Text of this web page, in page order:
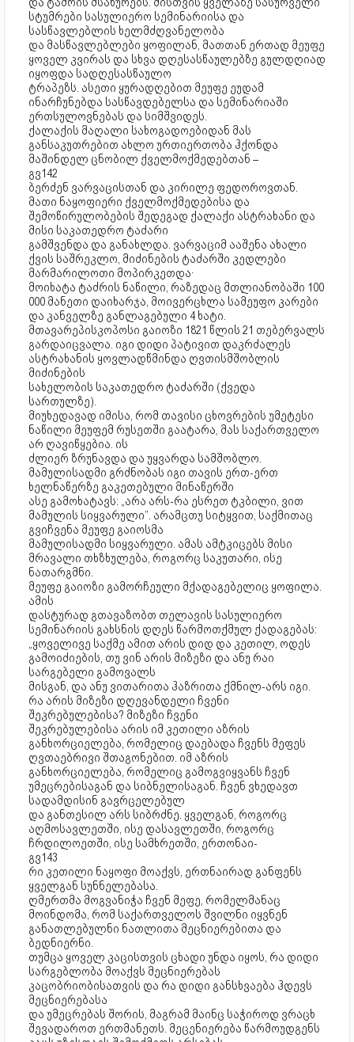
სტუმრები სასულიერო სემინარიისა და
სასწავლებლის ხელმძღვანელობა
და მასწავლებლები ყოფილან, მათთან ერთად მეუფე
ყოველ კვირას და სხვა დღესასწაულებზე გულდღიად
იყოფდა სადღესასწაულო
ტრაპეზს. ასეთი ყურადღებით მეუფე ეუდამ
ინარჩუნებდა სასწავდებელსა და სემინარიაში
ერთსულოვნებას და სიმშვიდეს.
ქალაქის მაღალი სახოგადოებიდან მას
განსაკუთრებით ახლო ურთიერთობა ჰქონდა
მაშინდელ ცნობილ ქველმოქმედებთან –
გვ142
ბერძენ ვარვაცისთან და კირილე ფედოროვთან.
მათი ნაყოფიერი ქველმოქმედებისა და
შემოწირულობების შედეგად ქალაქი ასტრახანი და
მისი საკათედრო ტაძარი
გამშვენდა და განახლდა. ვარვაციმ ააშენა ახალი
ქვის საშრეკლო, მიძინების ტაძარში კედლები
მარმარილოთი მოპირკეთდა·
მოიხატა ტაძრის ნაწილი, რაზედაც მთლიანობაში 100
000 მანეთი დაიხარჯა, მოივერცხლა სამეუფო კარები
და კანველზე განლაგებული 4 ხატი.
მთავარეპისკოპოსი გაიოზი 1821 წლის 21 თებერვალს
გარდაიცვალა. იგი დიდი პატივით დაკრძალეს
ასტრახანის ყოვლადწმინდა ღვთისმშობლის
მიძინების
სახელობის საკათედრო ტაძარში (ქვედა
სართულზე).
მიუხედავად იმისა, რომ თავისი ცხოვრების უმეტესი
ნაწილი მეუფემ რუსეთში გაატარა, მას საქართველო
არ ღავიწყებია. ის
ძლიერ ზრუნავდა და უყვარდა სამშობლო.
მამულისადმი გრძნობას იგი თავის ერთ-ერთ
ხელნაწერზე გაკეთებული მინაწერში
ასე გამოხატავს: „არა არს-რა ესრეთ ტკბილი, ვით
მამულის სიყვარული”. არამცთუ სიტყვით, საქმითაც
გვიჩვენა მეუფე გაიოსმა
მამულისადმი სიყვარული. ამას ამტკიცებს მისი
მრავალი თხზხულება, როგორც საკუთარი, ისე
ნათარგმნი.
მეუფე გაიოზი გამორჩეული მქადაგებელიც ყოფილა.
ამის
დასტურად გთავაზობთ თელავის სასულიერო
სემინარიის გახსნის დღეს წარმოთქმულ ქადაგებას:
„ყოველივე საქმე ამით არის დიდ და კეთილ, ოდეს
გამოიძიების, თუ ვინ არის მიზეზი და ანუ რაი
სარგებელი გამოვალს
მისგან, და ანუ ვითარითა ჰაზრითა ქმნილ-არს იგი.
რა არის მიზეზი დღევანდელი ჩვენი
შეკრებულებისა? მიზეზი ჩვენი
შეკრებულებისა არის იმ კეთილი აზრის
განხორციელება, რომელიც დაებადა ჩვენს მეფეს
ღვთაებრივი შთაგონებით. იმ აზრის
განხორციელება, რომელიც გამოგვიყვანს ჩვენ
უმეცრებისაგან და სიბნელისაგან. ჩვენ ვხედავთ
სადამდისინ გავრცელებულ
და განთესილ არს სიბრძნე. ყველგან, როგორც
აღმოსავლეთში, ისე დასავლეთში, როგორც
ჩრდილოეთში, ისე სამხრეთში, ერთონაი-
გვ143
რი კეთილი ნაყოფი მოაქვს, ერთნაირად განფენს
ყველგან სუნნელებასა.
ღმერთმა მოგვანიჭა ჩვენ მეფე, რომელმანაც
მოინდომა, რომ საქართველოს შვილნი იყვნენ
განათლებულნი ნათლითა მეცნიერებითა და
ბედნიერნი.
თუმცა ყოველ კაცისთვის ცხადი უნდა იყოს, რა დიდი
სარგებლობა მოაქვს მეცნიერებას
კაცობრიობისათვის და რა დიდი განსხვაება ჰდევს
მეცნიერებასა
და უმეცრებას შორის, მაგრამ მაინც საჭიროდ ვრაცხ
შევადაროთ ერთმანეთს. მეცენიერება წარმოუდგენს